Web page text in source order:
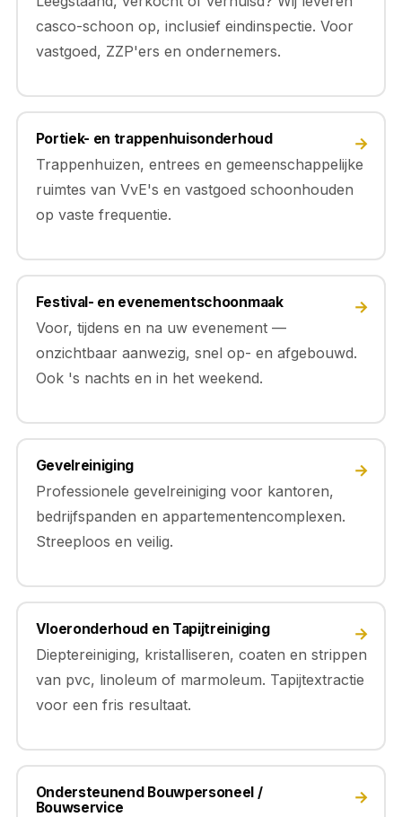
casco-schoon op, inclusief eindinspectie. Voor
vastgoed, ZZP'ers en ondernemers.
→
Portiek- en trappenhuisonderhoud
Trappenhuizen, entrees en gemeenschappelijke
ruimtes van VvE's en vastgoed schoonhouden
op vaste frequentie.
→
Festival- en evenementschoonmaak
Voor, tijdens en na uw evenement —
onzichtbaar aanwezig, snel op- en afgebouwd.
Ook 's nachts en in het weekend.
→
Gevelreiniging
Professionele gevelreiniging voor kantoren,
bedrijfspanden en appartementencomplexen.
Streeploos en veilig.
→
Vloeronderhoud en Tapijtreiniging
Dieptereiniging, kristalliseren, coaten en strippen
van pvc, linoleum of marmoleum. Tapijtextractie
voor een fris resultaat.
→
Ondersteunend Bouwpersoneel /
Bouwservice